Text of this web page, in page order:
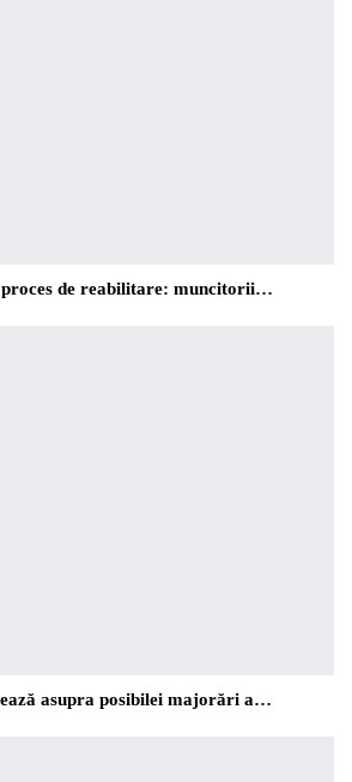
proces de reabilitare: muncitorii…
asupra posibilei majorări a…